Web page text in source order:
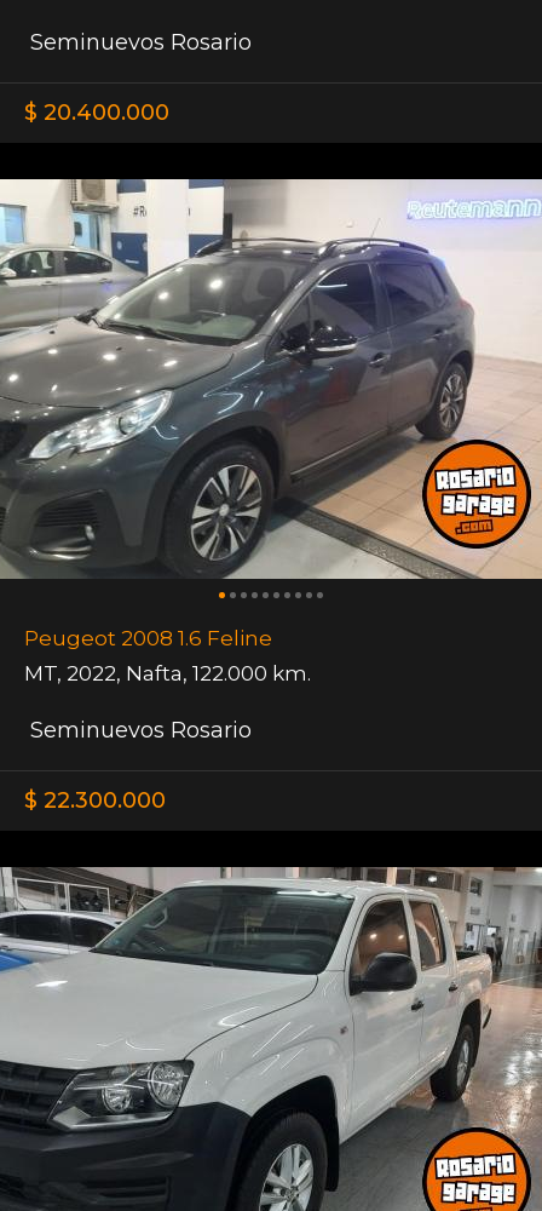
Seminuevos Rosario
$ 20.400.000
Peugeot 2008 1.6 Feline
MT, 2022, Nafta, 122.000 km.
Seminuevos Rosario
$ 22.300.000